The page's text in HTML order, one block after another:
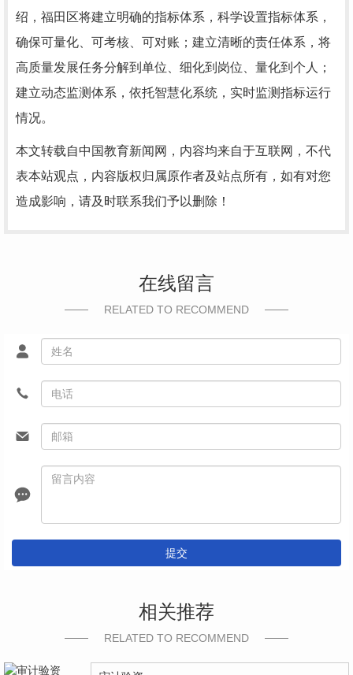
绍，福田区将建立明确的指标体系，科学设置指标体系，
确保可量化、可考核、可对账；建立清晰的责任体系，将
高质量发展任务分解到单位、细化到岗位、量化到个人；
建立动态监测体系，依托智慧化系统，实时监测指标运行
情况。
本文转载自中国教育新闻网，内容均来自于互联网，不代
表本站观点，内容版权归属原作者及站点所有，如有对您
造成影响，请及时联系我们予以删除！
在线留言
RELATED TO RECOMMEND
提交
相关推荐
RELATED TO RECOMMEND